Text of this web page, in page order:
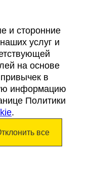
Совет. Все права
и сторонние
услуг и
на основе
в
информацию
Политики
.
все